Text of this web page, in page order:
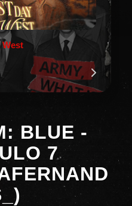
West
BLUE -
7